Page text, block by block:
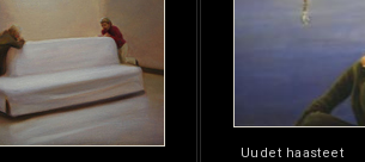
Uudet haasteet